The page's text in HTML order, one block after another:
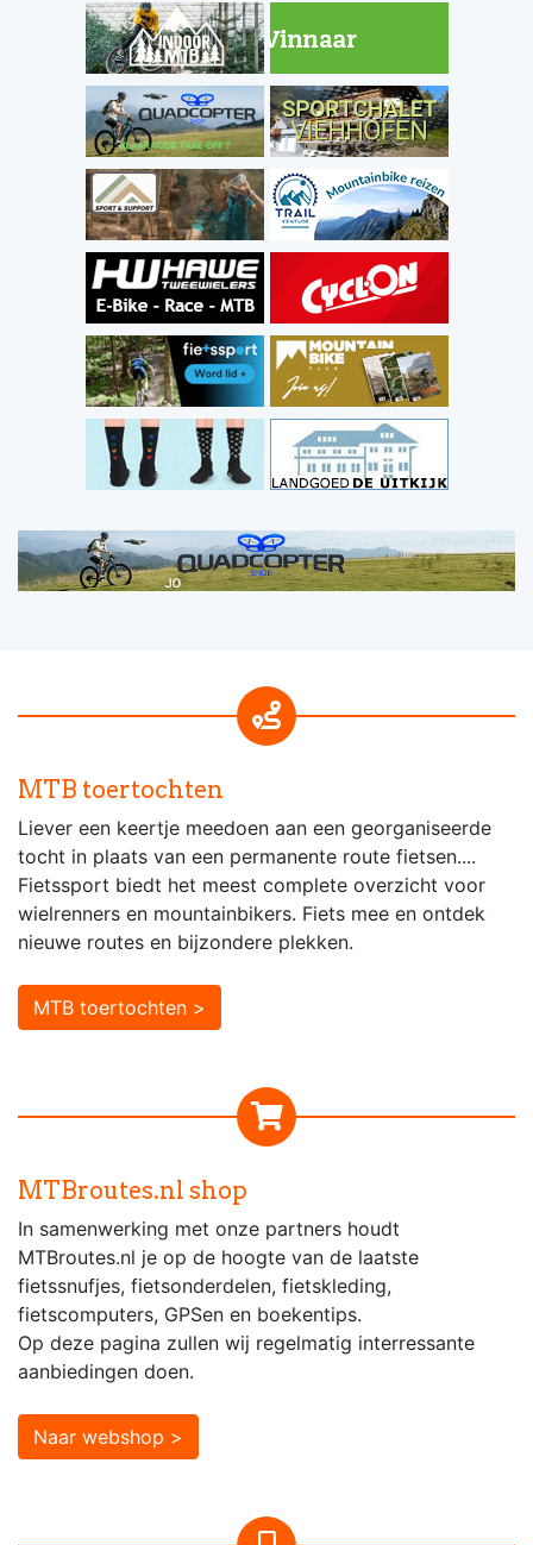
MTB toertochten
Liever een keertje meedoen aan een georganiseerde
tocht in plaats van een permanente route fietsen....
Fietssport biedt het meest complete overzicht voor
wielrenners en mountainbikers. Fiets mee en ontdek
nieuwe routes en bijzondere plekken.
MTB toertochten >
MTBroutes.nl shop
In samenwerking met onze partners houdt
MTBroutes.nl je op de hoogte van de laatste
fietssnufjes, fietsonderdelen, fietskleding,
fietscomputers, GPSen en boekentips.
Op deze pagina zullen wij regelmatig interressante
aanbiedingen doen.
Naar webshop >